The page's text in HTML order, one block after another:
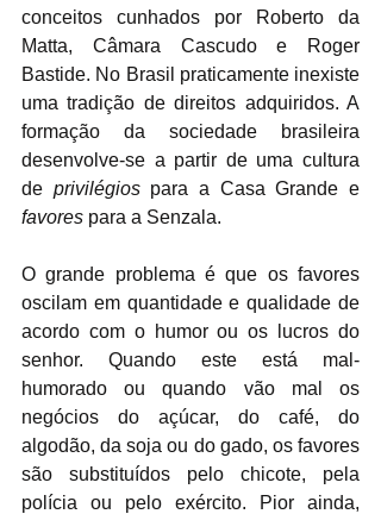
conceitos cunhados por Roberto da
Matta, Câmara Cascudo e Roger
Bastide. No Brasil praticamente inexiste
uma tradição de direitos adquiridos. A
formação da sociedade brasileira
desenvolve-se a partir de uma cultura
de privilégios
favores para a Senzala.
O grande problema é que os favores
oscilam em quantidade e qualidade de
acordo com o humor ou os lucros do
senhor. Quando este está mal-
humorado ou quando vão mal os
negócios do açúcar, do café, do
algodão, da soja ou do gado, os favores
são substituídos pelo chicote, pela
polícia ou pelo exército. Pior ainda,